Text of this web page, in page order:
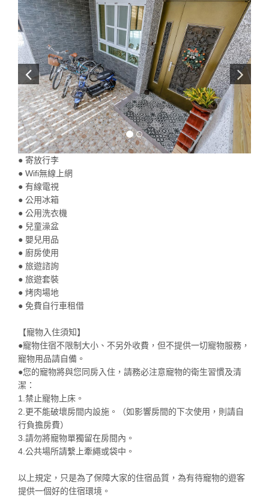
● 寄放行李
● Wifi無線上網
● 有線電視
● 公用冰箱
● 公用洗衣機
● 兒童澡盆
● 嬰兒用品
● 廚房使用
● 旅遊諮詢
● 旅遊套裝
● 烤肉場地
● 免費自行車租借
【寵物入住須知】
●寵物住宿不限制大小、不另外收費，但不提供一切寵物服務，
寵物用品請自備。
●您的寵物將與您同房入住，請務必注意寵物的衛生習慣及清
潔：
1.禁止寵物上床。
2.更不能破壞房間内設施。（如影響房間的下次使用，則請自
行負擔房費）
3.請勿將寵物單獨留在房間內。
4.公共場所請繫上牽繩或袋中。
以上規定，只是為了保障大家的住宿品質，為有待寵物的遊客
提供一個好的住宿環境。